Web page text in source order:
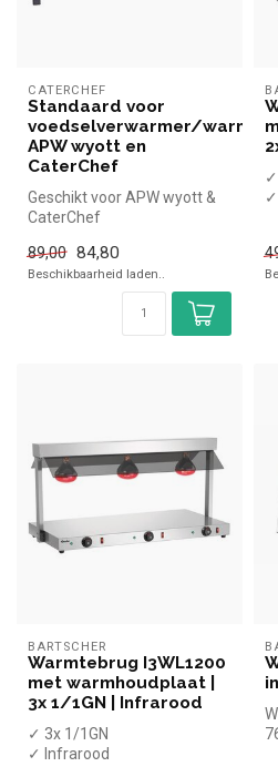
CATERCHEF
Standaard voor
voedselverwarmer/
APW wyott en
CaterChef
Geschikt voor APW wyott &
CaterChef
89,00 84,80
Beschikbaarheid laden..
✓
BARTSCHER
Warmtebrug I3WL1200
met warmhoudplaat |
3x 1/1GN | Infrarood
✓ 3x 1/1GN
✓ Infrarood